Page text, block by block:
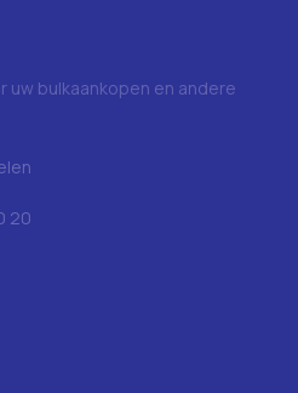
bulkaankopen en andere
20